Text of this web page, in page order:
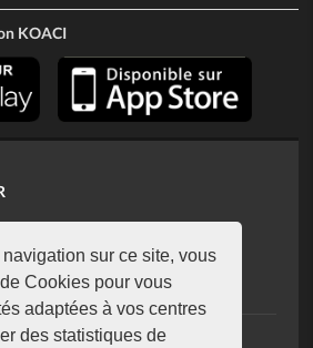
sur ce site, vous
Cookies pour vous
adaptées à vos centres
des statistiques de
KOACI
52 93